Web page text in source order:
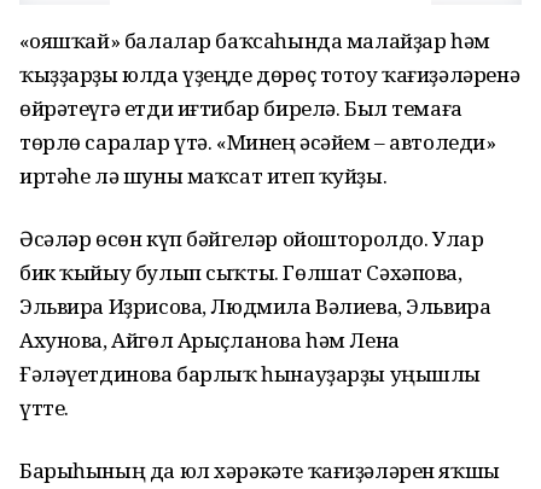
«Ҡояшҡай» балалар баҡсаһында малайҙар һәм
ҡыҙҙарҙы юлда үҙеңде дөрөҫ тотоу ҡағиҙәләренә
өйрәтеүгә етди иғтибар бирелә. Был темаға
төрлө саралар үтә. «Минең әсәйем – автоледи»
иртәһе лә шуны маҡсат итеп ҡуйҙы.
Әсәләр өсөн күп бәйгеләр ойошторолдо. Улар
бик ҡыйыу булып сыҡты. Гөлшат Сәхәпова,
Эльвира Иҙрисова, Людмила Вәлиева, Эльвира
Ахунова, Айгөл Арыҫланова һәм Лена
Ғәләүетдинова барлыҡ һынауҙарҙы уңышлы
үтте.
Барыһының да юл хәрәкәте ҡағиҙәләрен яҡшы